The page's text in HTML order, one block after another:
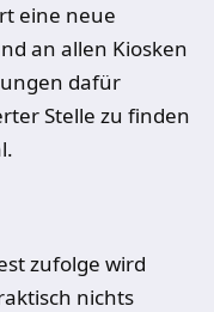
eine neue
an allen Kiosken
dafür
Stelle zu finden
zufolge wird
nichts